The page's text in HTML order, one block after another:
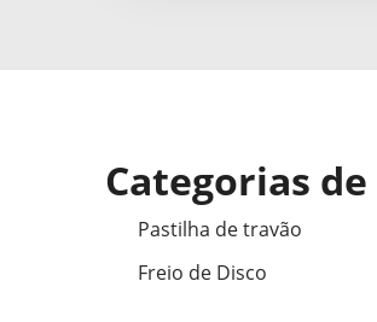
Categorias
Pastilha de travão
Freio de Disco